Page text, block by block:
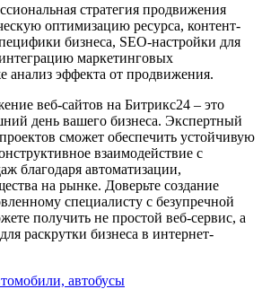
стратегия продвижения
оптимизацию ресурса, контент-
бизнеса, SEO-настройки для
маркетинговых
анализ эффекта от продвижения.
веб-сайтов на Битрикс24 – это
день вашего бизнеса. Экспертный
сможет обеспечить устойчивую
взаимодействие с
благодаря автоматизации,
на рынке. Доверьте создание
специалисту с безупречной
получить не простой веб-сервис, а
раскрутки бизнеса в интернет-
автобусы